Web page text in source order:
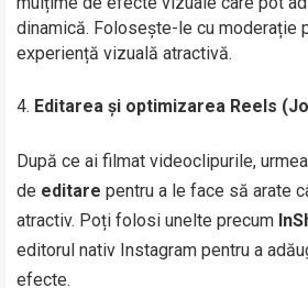
dinamică. Folosește-le cu moderație
experiență vizuală atractivă.
Editarea și optimizarea Reels
După ce ai filmat videoclipurile,
de editare pentru a le face să arate
atractiv. Poți folosi unelte precum
editorul nativ Instagram pentru a
efecte.